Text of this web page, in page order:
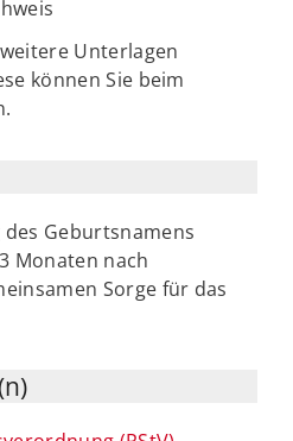
Unterlagen
können Sie beim
Geburtsnamens
Monaten nach
Sorge für das